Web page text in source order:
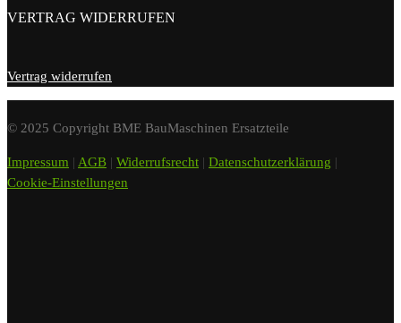
VERTRAG WIDERRUFEN
Vertrag widerrufen
© 2025 Copyright BME BauMaschinen Ersatzteile
Impressum | AGB | Widerrufsrecht | Datenschutzerklärung |
Cookie-Einstellungen